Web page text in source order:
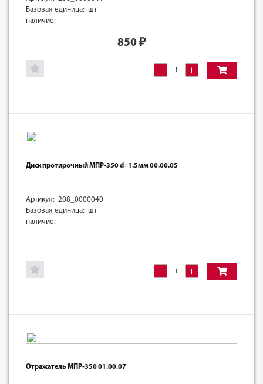
Базовая единица: шт
наличие:
850 ₽
- +
Диск протирочный МПР-350 d=1.5мм 00.00.05
Артикул: 208_0000040
Базовая единица: шт
наличие:
- +
Отражатель МПР-350 01.00.07